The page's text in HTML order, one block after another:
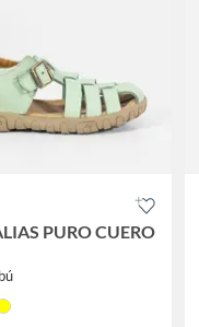
PURO CUERO